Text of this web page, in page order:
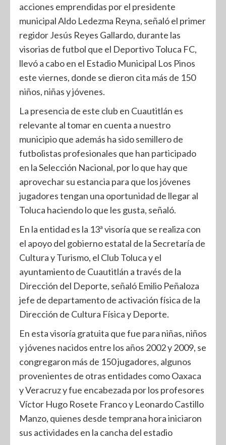
acciones emprendidas por el presidente
municipal Aldo Ledezma Reyna, señaló el primer
regidor Jesús Reyes Gallardo, durante las
visorias de futbol que el Deportivo Toluca FC,
llevó a cabo en el Estadio Municipal Los Pinos
este viernes, donde se dieron cita más de 150
niños, niñas y jóvenes.
La presencia de este club en Cuautitlán es
relevante al tomar en cuenta a nuestro
municipio que además ha sido semillero de
futbolistas profesionales que han participado
en la Selección Nacional, por lo que hay que
aprovechar su estancia para que los jóvenes
jugadores tengan una oportunidad de llegar al
Toluca haciendo lo que les gusta, señaló.
En la entidad es la 13ª visoría que se realiza con
el apoyo del gobierno estatal de la Secretaría de
Cultura y Turismo, el Club Toluca y el
ayuntamiento de Cuautitlán a través de la
Dirección del Deporte, señaló Emilio Peñaloza
jefe de departamento de activación física de la
Dirección de Cultura Física y Deporte.
En esta visoría gratuita que fue para niñas, niños
y jóvenes nacidos entre los años 2002 y 2009, se
congregaron más de 150 jugadores, algunos
provenientes de otras entidades como Oaxaca
y Veracruz y fue encabezada por los profesores
Víctor Hugo Rosete Franco y Leonardo Castillo
Manzo, quienes desde temprana hora iniciaron
sus actividades en la cancha del estadio